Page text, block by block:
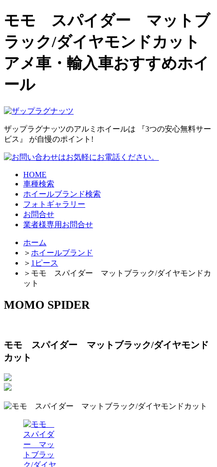
モモ スパイダー マットブ
ラック/ダイヤモンドカット
アメ車・輸入車おすすめホイ
ール
ザップラグナッツのアルミホイールは
『3つの安心無料サー
ビス』 が自慢のポイント!
HOME
車種検索
ホイールブランド検索
フォトギャラリー
お問合せ
業者様専用お問合せ
ホーム
＞ ホイールブランド
＞ 1ピース
＞ モモ スパイダー マットブラック/ダイヤモンドカ
ット
MOMO SPIDER
モモ スパイダー マットブラック/ダイヤモンド
カット